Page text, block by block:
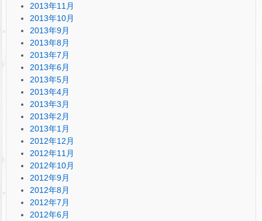
2013年11月
2013年10月
2013年9月
2013年8月
2013年7月
2013年6月
2013年5月
2013年4月
2013年3月
2013年2月
2013年1月
2012年12月
2012年11月
2012年10月
2012年9月
2012年8月
2012年7月
2012年6月